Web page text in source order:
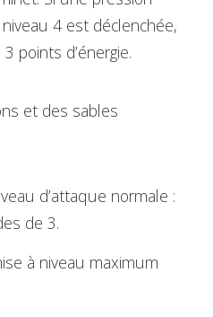
4 est déclenchée,
points d’énergie.
et des sables
d’attaque normale :
de 3.
à niveau maximum